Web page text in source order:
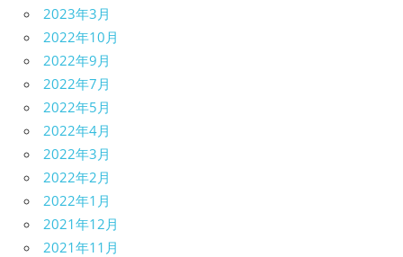
2023年3月
2022年10月
2022年9月
2022年7月
2022年5月
2022年4月
2022年3月
2022年2月
2022年1月
2021年12月
2021年11月